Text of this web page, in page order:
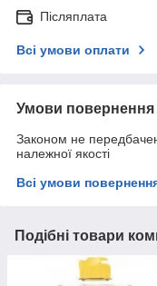
Післяплата
Всі умови оплати
Умови повернення
Законом не
належної якості
Всі умови
Подібні товари